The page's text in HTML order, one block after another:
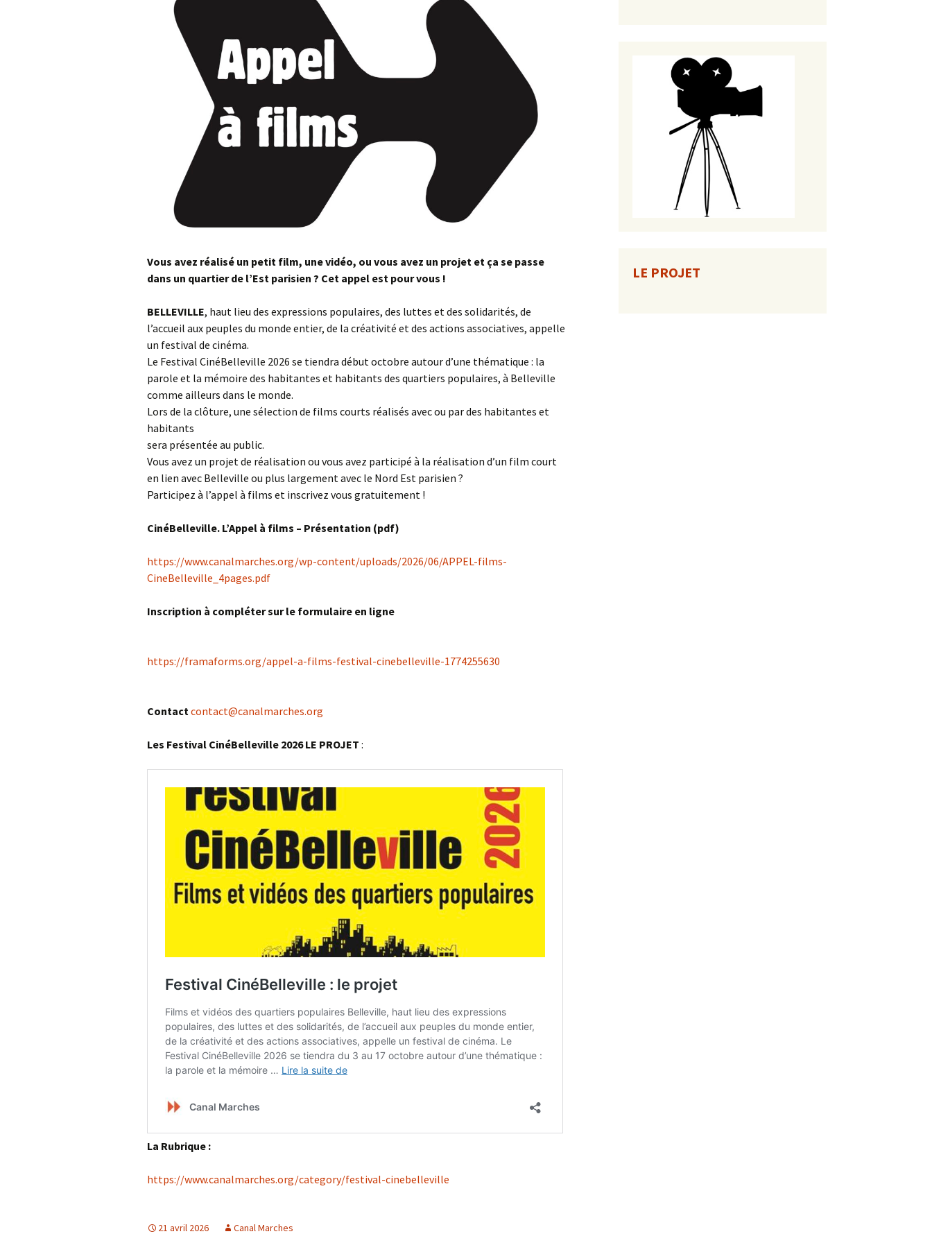
Vous avez réalisé un petit film, une vidéo, ou vous avez un projet et ça se passe
dans un quartier de l’Est parisien ? Cet appel est pour vous !
BELLEVILLE, haut lieu des expressions populaires, des luttes et des solidarités, de
l’accueil aux peuples du monde entier, de la créativité et des actions associatives, appelle
un festival de cinéma.
Le Festival CinéBelleville 2026 se tiendra début octobre autour d’une thématique : la
parole et la mémoire des habitantes et habitants des quartiers populaires, à Belleville
comme ailleurs dans le monde.
Lors de la clôture, une sélection de films courts réalisés avec ou par des habitantes et
habitants
sera présentée au public.
Vous avez un projet de réalisation ou vous avez participé à la réalisation d’un film court
en lien avec Belleville ou plus largement avec le Nord Est parisien ?
Participez à l’appel à films et inscrivez vous gratuitement !
CinéBelleville. L’Appel à films – Présentation (pdf)
https://www.canalmarches.org/wp-content/uploads/2026/06/APPEL-films-
CineBelleville_4pages.pdf
Inscription à compléter sur le formulaire en ligne
https://framaforms.org/appel-a-films-festival-cinebelleville-1774255630
Contactcontact@canalmarches.org
Les Festival CinéBelleville 2026 LE PROJET :
La Rubrique :
https://www.canalmarches.org/category/festival-cinebelleville
21 avril 2026 Canal Marches
LE PROJET